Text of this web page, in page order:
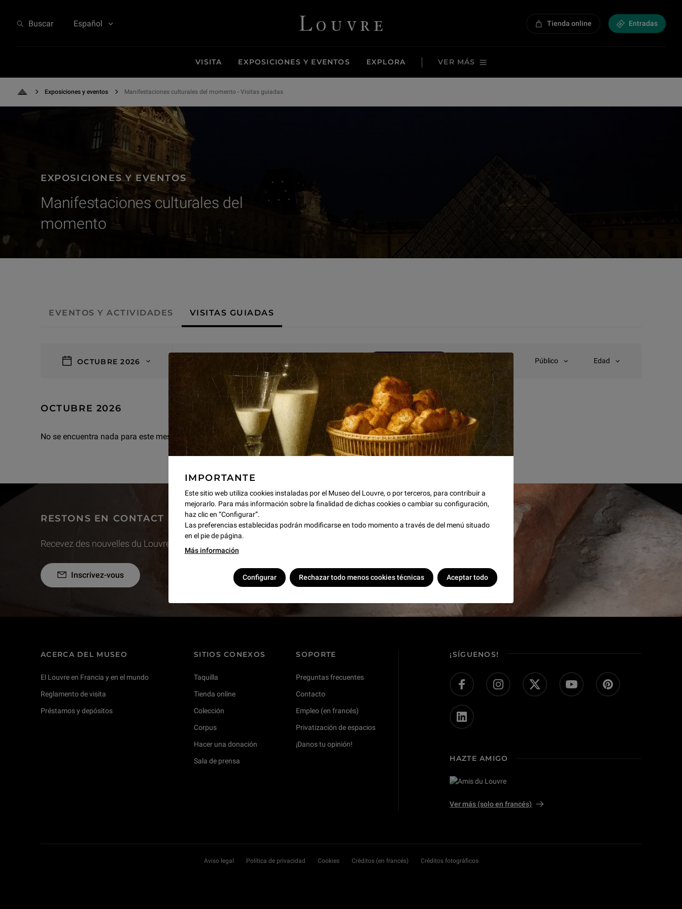
IMPORTANTE
Este sitio web utiliza cookies instaladas por el Museo del Louvre, o por terceros, para contribuir a
mejorarlo. Para más información sobre la finalidad de dichas cookies o cambiar su configuración,
haz clic en “Configurar”.
Las preferencias establecidas podrán modificarse en todo momento a través de del menú situado
en el pie de página.
Más información
Configurar Rechazar todo menos cookies técnicas Aceptar todo
Buscar Español Louvre - Back to Home Tienda online Entradas
VISITA EXPOSICIONES Y EVENTOS EXPLORA VER MÁS
Back to Home
Exposiciones y eventos Manifestaciones culturales del momento - Visitas guiadas
EXPOSICIONES Y EVENTOS
Manifestaciones culturales del
momento
- Visitas guiadas
EVENTOS Y ACTIVIDADES VISITAS GUIADAS
OCTUBRE 2026 Sesión nocturna Tipo Público Edad
OCTUBRE 2026
No se encuentra nada para este mes
RESTONS EN CONTACT
Recevez des nouvelles du Louvre selon vos goûts !
Inscrivez-vous
ACERCA DEL MUSEO
El Louvre en Francia y en el mundo
Reglamento de visita
Préstamos y depósitos
SITIOS CONEXOS
Taquilla
Tienda online
Colección
Corpus
Hacer una donación
Sala de prensa
SOPORTE
Preguntas frecuentes
Contacto
Empleo (en francés)
Privatización de espacios
¡Danos tu opinión!
¡SÍGUENOS!
HAZTE AMIGO
Ver más (solo en francés)
Aviso legal Política de privacidad Cookies Créditos (en francés) Créditos fotográficos